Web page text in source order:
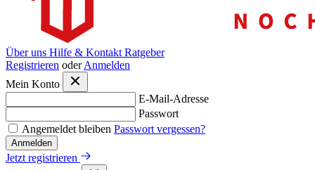
Über uns Hilfe & Kontakt Ratgeber
Registrieren oder Anmelden
Mein Konto
E-Mail-Adresse
Passwort
Angemeldet bleiben Passwort vergessen?
Anmelden
Jetzt registrieren